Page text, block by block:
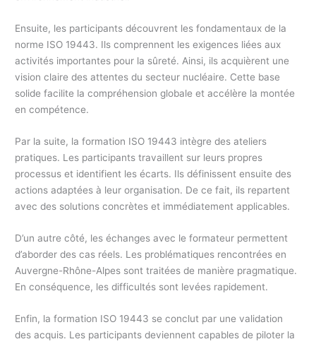
Ensuite, les participants découvrent les fondamentaux de la
norme ISO 19443. Ils comprennent les exigences liées aux
activités importantes pour la sûreté. Ainsi, ils acquièrent une
vision claire des attentes du secteur nucléaire. Cette base
solide facilite la compréhension globale et accélère la montée
en compétence.
Par la suite, la formation ISO 19443 intègre des ateliers
pratiques. Les participants travaillent sur leurs propres
processus et identifient les écarts. Ils définissent ensuite des
actions adaptées à leur organisation. De ce fait, ils repartent
avec des solutions concrètes et immédiatement applicables.
D’un autre côté, les échanges avec le formateur permettent
d’aborder des cas réels. Les problématiques rencontrées en
Auvergne-Rhône-Alpes sont traitées de manière pragmatique.
En conséquence, les difficultés sont levées rapidement.
Enfin, la formation ISO 19443 se conclut par une validation
des acquis. Les participants deviennent capables de piloter la